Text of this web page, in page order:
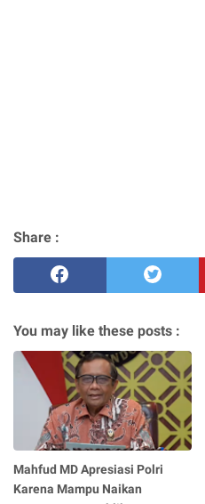
Share :
You may like these posts :
Mahfud MD Apresiasi Polri
Karena Mampu Naikan